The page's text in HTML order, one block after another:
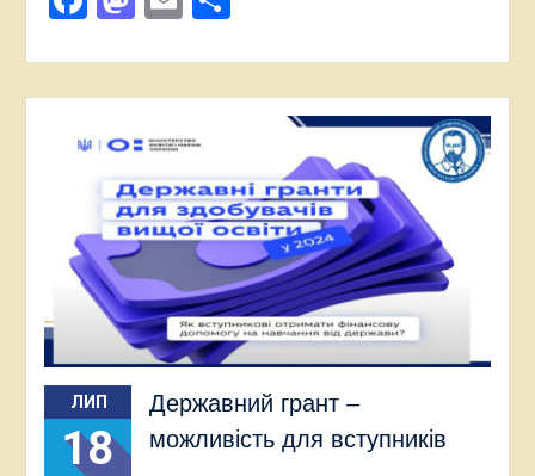
ЛИП
18
Державний грант –
можливість для вступників